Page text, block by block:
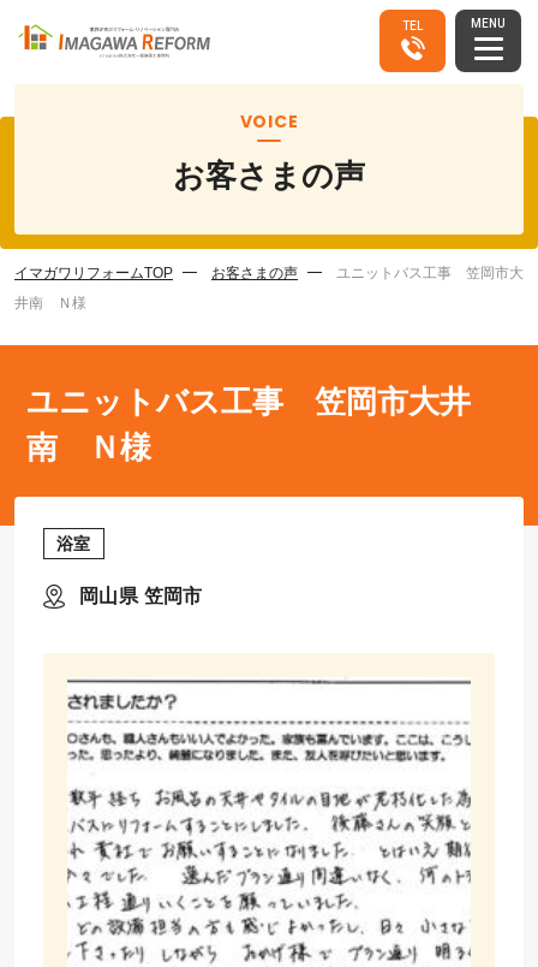
TEL MENU
VOICE
お客さまの声
イマガワリフォームTOP お客さまの声
ユニットバス工事 笠岡市大
井南 Ｎ様
ユニットバス工事 笠岡市大井
南 Ｎ様
浴室
岡山県 笠岡市